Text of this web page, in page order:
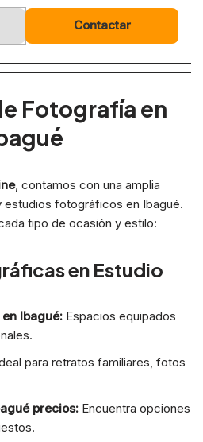
Contactar
Fotografía en
, contamos con una amplia
fotográficos en Ibagué.
tipo de ocasión y estilo:
en Estudio
Ibagué: Espacios equipados
para retratos familiares, fotos
precios: Encuentra opciones